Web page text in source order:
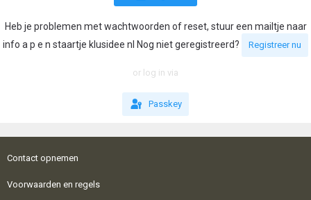
Heb je problemen met wachtwoorden of reset, stuur een mailtje naar
info a p e n staartje klusidee nl Nog niet geregistreerd?
Registreer nu
or log in via
Passkey
Contact opnemen
Voorwaarden en regels